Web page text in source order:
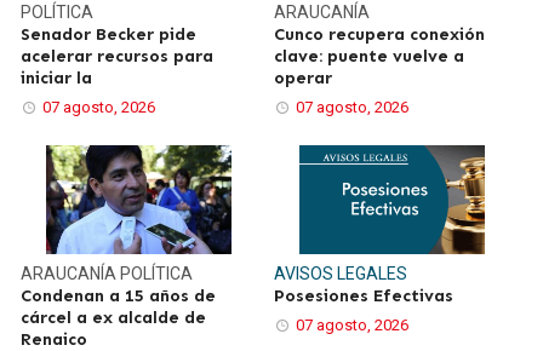
POLÍTICA
Senador Becker pide
acelerar recursos para
iniciar la
07 agosto, 2026
ARAUCANÍA
Cunco recupera conexión
clave: puente vuelve a
operar
07 agosto, 2026
ARAUCANÍA POLÍTICA
Condenan a 15 años de
cárcel a ex alcalde de
Renaico
AVISOS LEGALES
Posesiones Efectivas
07 agosto, 2026